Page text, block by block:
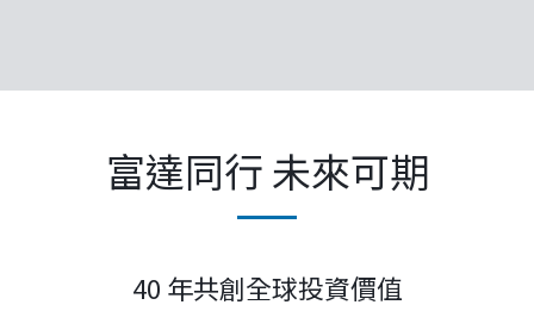
富達同行 未來可期
40 年共創全球投資價值